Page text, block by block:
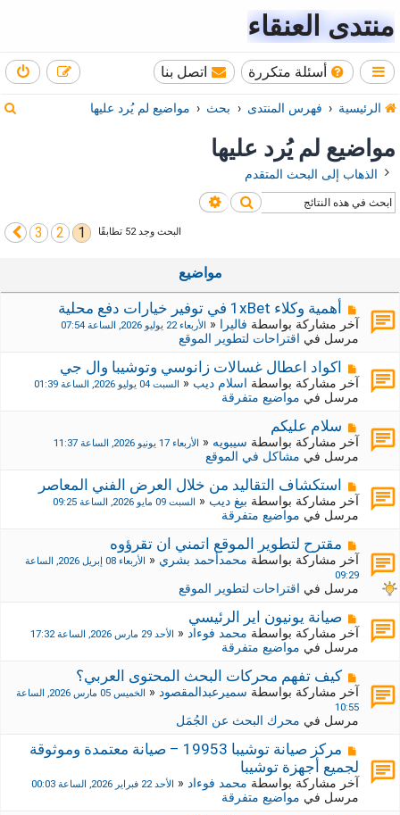
منتدى العنقاء
أسئلة متكررة اتصل بنا
الرئيسية فهرس المنتدى بحث مواضيع لم يُرد عليها
ب
مواضيع لم يُرد عليها
الذهاب إلى البحث المتقدم
بحث بحث متقدم
البحث وجد 52 تطابقًا 1
2
3التالي
مواضيع
م
ش
ر
ك
ة
ج
د
د
ة
أهمية وكلاء 1xBet في توفير خيارات دفع محلية
آخر مشاركة بواسطة فاليرا « الأربعاء 22 يوليو 2026, الساعة 07:54
مرسل في اقتراحات لتطوير الموقع
م
ش
ر
ك
ة
ج
د
د
ة
اكواد اعطال غسالات زانوسي وتوشيبا وال جي
آخر مشاركة بواسطة اسلام ديب« السبت 04 يوليو 2026, الساعة 01:39
مرسل في مواضيع متفرقة
م
ش
ر
ك
ة
ج
د
د
ة
سلام عليكم
آخر مشاركة بواسطة سيبويه« الأربعاء 17 يونيو 2026, الساعة 11:37
مرسل في مشاكل في الموقع
م
ش
ر
ك
ة
ج
د
ي
ة
استكشاف التقاليد من خلال العرض الفني المعاصر
آخر مشاركة بواسطة بيغ ديب« السبت 09 مايو 2026, الساعة 09:25
مرسل في مواضيع متفرقة
م
ش
ا
ك
ة
ج
د
ي
ة
مقترح لتطوير الموقع اتمني ان تقرؤوه
آخر مشاركة بواسطة محمدأحمد بشري«
الأربعاء 08 إبريل 2026, الساعة
09:29
مرسل في اقتراحات لتطوير الموقع
م
ش
ر
ك
ة
ج
د
ي
ة
صيانة يونيون اير الرئيسي
آخر مشاركة بواسطة محمد فوءاد« الأحد 29 مارس 2026, الساعة 17:32
مرسل في مواضيع متفرقة
م
ش
ا
ك
ة
ج
د
ي
د
كيف تفهم محركات البحث المحتوى العربي؟
آخر مشاركة بواسطة سميرعبدالمقصود«
الخميس 05 مارس 2026, الساعة
10:55
مرسل في محرك البحث عن الجُمَل
م
ش
ا
ر
ك
مركز صيانة توشيبا 19953 – صيانة معتمدة وموثوقة
لجميع أجهزة توشيبا
آخر مشاركة بواسطة محمد فوءاد« الأحد 22 فبراير 2026, الساعة 00:03
مرسل في مواضيع متفرقة